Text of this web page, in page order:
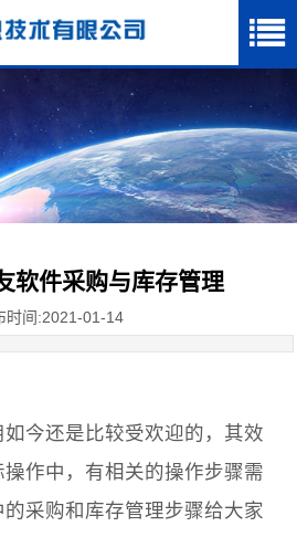
软件采购与库存管理
时间:2021-01-14
如今还是比较受欢迎的，其效
作中，有相关的操作步骤需
采购和库存管理步骤给大家